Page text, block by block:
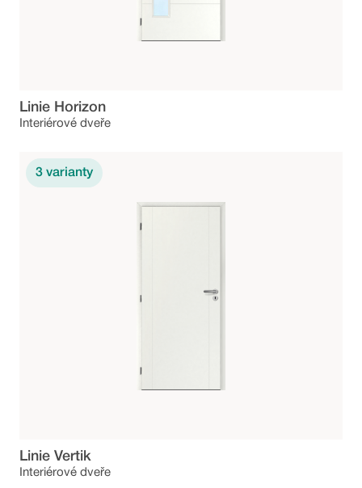
Linie Horizon
Interiérové dveře
Linie Vertik
Interiérové dveře
3 varianty